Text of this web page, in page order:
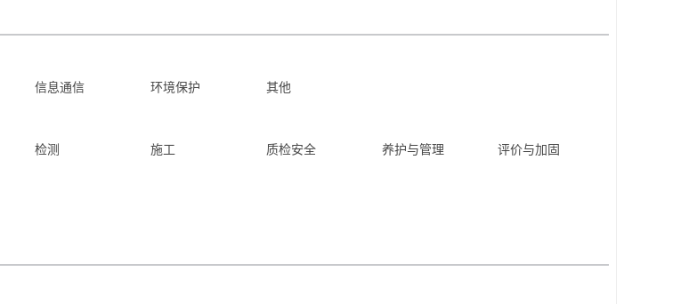
信息通信 环境保护 其他
检测 施工 质检安全 养护与管理 评价与加固